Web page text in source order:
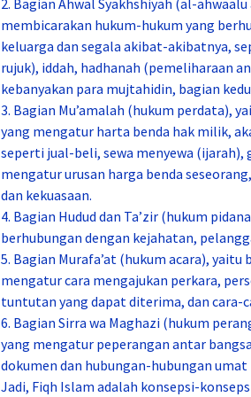
2. Bagian Ahwal Syakhshiyah (al-
membicarakan hukum-hukum yang
keluarga dan segala akibat-akibatnya,
rujuk), iddah, hadhanah (pemeliharaan
kebanyakan para mujtahidin, bagian
3. Bagian Mu’amalah (hukum perdata),
yang mengatur harta benda hak milik,
seperti jual-beli, sewa menyewa
mengatur urusan harga benda
dan kekuasaan.
4. Bagian Hudud dan Ta’zir (hukum
berhubungan dengan kejahatan,
5. Bagian Murafa’at (hukum acara),
mengatur cara mengajukan perkara,
tuntutan yang dapat diterima, dan cara-
6. Bagian Sirra wa Maghazi (hukum
yang mengatur peperangan antar
dokumen dan hubungan-hubungan
Jadi, Fiqh Islam adalah konsepsi-